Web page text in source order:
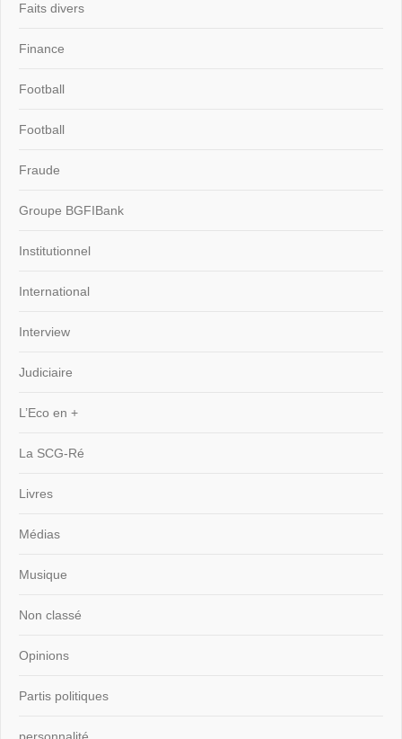
Faits divers
Finance
Football
Football
Fraude
Groupe BGFIBank
Institutionnel
International
Interview
Judiciaire
L’Eco en +
La SCG-Ré
Livres
Médias
Musique
Non classé
Opinions
Partis politiques